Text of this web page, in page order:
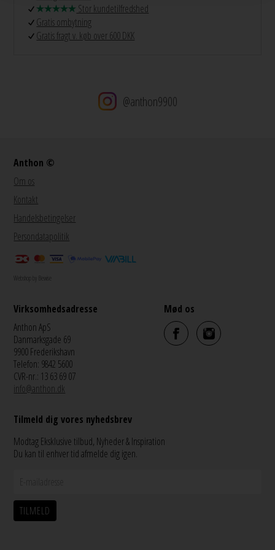
Stor kundetilfredshed
Gratis ombytning
Gratis fragt v. køb over 600 DKK
@anthon9900
Anthon ©
Om os
Kontakt
Handelsbetingelser
Persondatapolitik
Webshop by Bewise
Virksomhedsadresse
Anthon ApS
Danmarksgade 69
9900 Frederikshavn
Telefon: 9842 5600
CVR-nr.: 13 63 69 07
info@anthon.dk
Mød os
Tilmeld dig vores nyhedsbrev
Modtag Eksklusive tilbud, Nyheder & Inspiration
Du kan til enhver tid afmelde dig igen.